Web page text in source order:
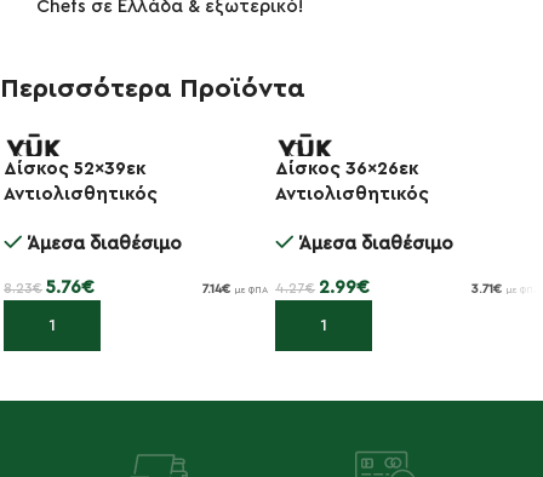
Chefs σε Ελλάδα & εξωτερικό!
Περισσότερα Προϊόντα
Δίσκος 52×39εκ
Αντιολισθητικός
1520PT
Άμεσα διαθέσιμο
8.23€ 5.76€ 7.14€ με ΦΠΑ
Προσθήκη στο καλάθι
Δίσκος 36×26εκ
Αντιολισθητικός
1014PT
Άμεσα διαθέσιμο
4.27€ 2.99€ 3.71 € με ΦΠΑ
Προσθήκη στο καλάθι